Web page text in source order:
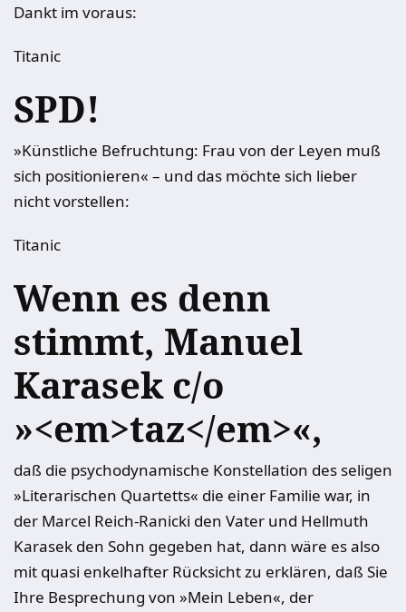
Dankt im voraus:
Titanic
SPD!
»Künstliche Befruchtung: Frau von der Leyen muß
sich positionieren« – und das möchte sich lieber
nicht vorstellen:
Titanic
Wenn es denn
stimmt, Manuel
Karasek c/o
»<em>taz</em>«,
daß die psychodynamische Konstellation des seligen
»Literarischen Quartetts« die einer Familie war, in
der Marcel Reich-Ranicki den Vater und Hellmuth
Karasek den Sohn gegeben hat, dann wäre es also
mit quasi enkelhafter Rücksicht zu erklären, daß Sie
Ihre Besprechung von »Mein Leben«, der